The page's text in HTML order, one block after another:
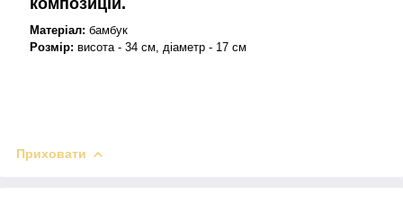
композицій.
Матеріал: бамбук
Розмір: висота - 34 см, діаметр - 17 см
Приховати